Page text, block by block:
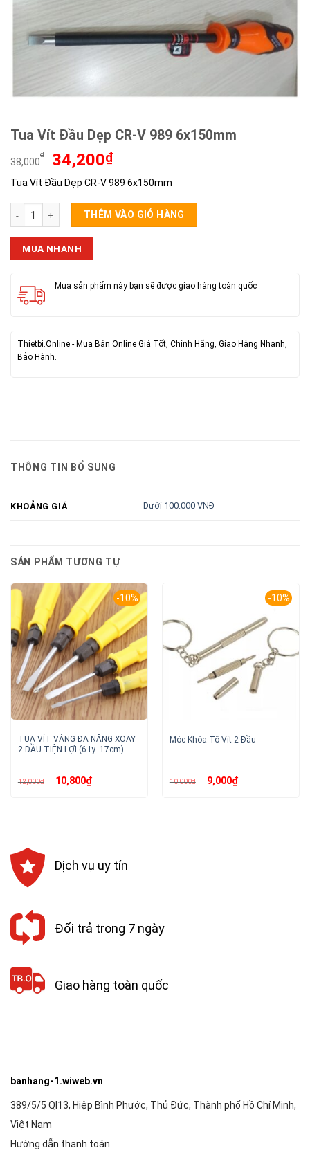
Tua Vít Đầu Dẹp CR-V 989 6x150mm
38,000
₫
Giá
gốc
là:
38,000₫.
34,200₫Giá
tại
là:
34,200₫.
Tua Vít Đầu Dẹp CR-V 989 6x150mm
Tua Vít Đầu Dẹp CR-V 989 6x150mm số lượng
THÊM VÀO GIỎ HÀNG
MUA NHANH
Mua sản phẩm này bạn sẽ được giao hàng toàn quốc
Thietbi.Online - Mua Bán Online Giá Tốt, Chính Hãng, Giao Hàng Nhanh,
Bảo Hành.
THÔNG TIN BỔ SUNG
KHOẢNG GIÁ Dưới 100.000 VNĐ
SẢN PHẨM TƯƠNG TỰ
-10%
TUA VÍT VÀNG ĐA NĂNG XOAY
2 ĐẦU TIỆN LỢI (6 Ly. 17cm)
12,000₫ Giá
gốc10,800₫Giá
-10%
Móc Khóa Tô Vít 2 Đầu
10,000₫ Giá
gốc9,000₫Giá
Dịch vụ uy tín
Đổi trả trong 7 ngày
Giao hàng toàn quốc
banhang-1.wiweb.vn
389/5/5 Ql13, Hiệp Bình Phước, Thủ Đức, Thành phố Hồ Chí Minh,
Việt Nam
Hướng dẫn thanh toán